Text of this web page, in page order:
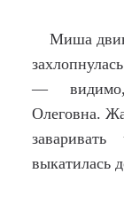
Миша
— видимо,
Олеговна.
выкатилась